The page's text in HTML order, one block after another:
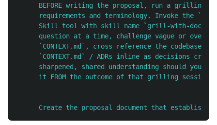
BEFORE writing the proposal, run a grilling
requirements and terminology. Invoke the
Skill tool with skill name `grill-with-docs`):
question at a time, challenge vague or
`CONTEXT.md`, cross-reference the codebase
`CONTEXT.md` / ADRs inline as decisions
sharpened, shared understanding should you
it FROM the outcome of that grilling session.
Create the proposal document that establishes